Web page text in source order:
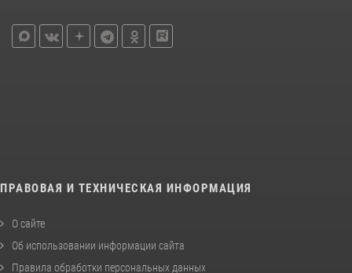
ПРАВОВАЯ И ТЕХНИЧЕСКАЯ ИНФОРМАЦИЯ
О сайте
Об использовании информации сайта
Правила обработки персональных данных